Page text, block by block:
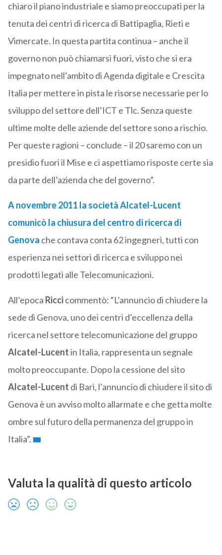
chiaro il piano industriale e siamo preoccupati per la
tenuta dei centri di ricerca di Battipaglia, Rieti e
Vimercate. In questa partita continua – anche il
governo non può chiamarsi fuori, visto che si era
impegnato nell’ambito di Agenda digitale e Crescita
Italia per mettere in pista le risorse necessarie per lo
sviluppo del settore dell’ICT e Tlc. Senza queste
ultime molte delle aziende del settore sono a rischio.
Per queste ragioni – conclude – il 20 saremo con un
presidio fuori il Mise e ci aspettiamo risposte certe sia
da parte dell’azienda che del governo”.
A novembre 2011 la societàAlcatel-Lucent
comunicò la chiusura del centro di ricerca di
Genova che contava conta 62 ingegneri, tutti con
esperienza nei settori di ricerca e sviluppo nei
prodotti legati alle Telecomunicazioni.
All’epoca Riccicommentò: “L’annuncio di chiudere la
sede di Genova, uno dei centri d’eccellenza della
ricerca nel settore telecomunicazione del gruppo
Alcatel-Lucentin Italia, rappresenta un segnale
molto preoccupante. Dopo la cessione del sito
Alcatel-Lucent di Bari, l’annuncio di chiudere il sito di
Genova è un avviso molto allarmate e che getta molte
ombre sul futuro della permanenza del gruppoin
Italia”.
Valuta la qualità di questo articolo